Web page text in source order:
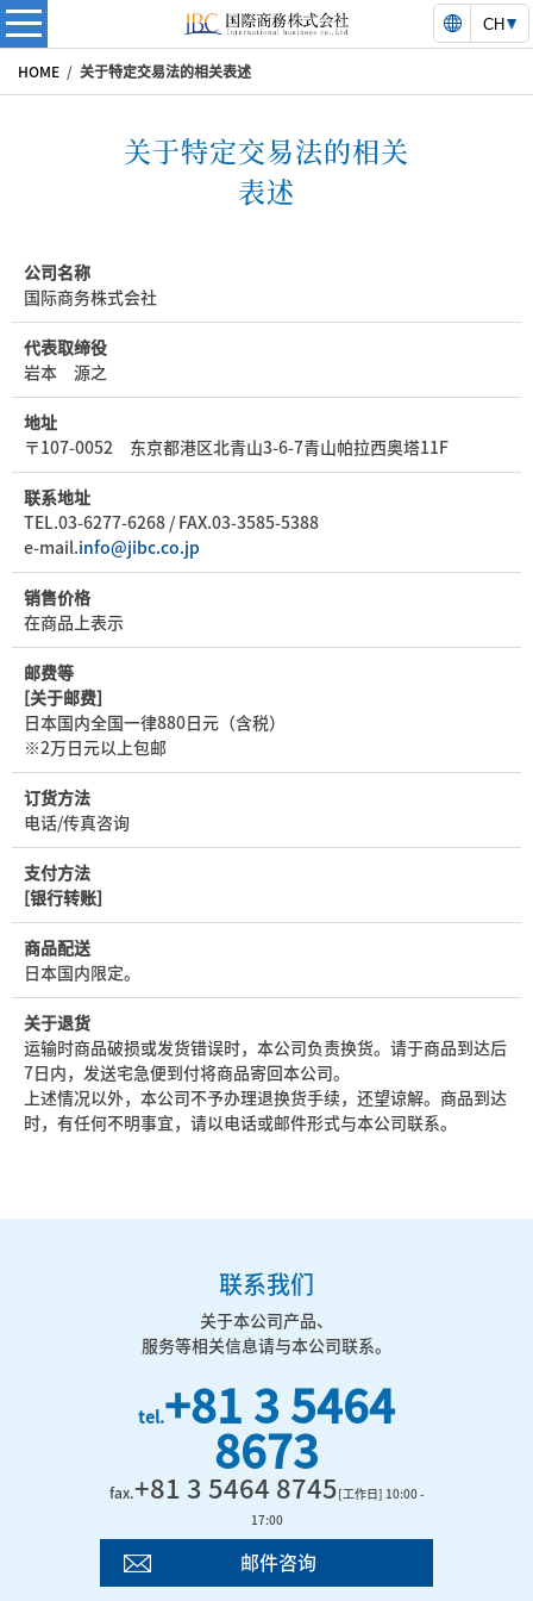
国際商務株式会社 | 国
務株式会社 | 国際商務株式会社は日中ビジネスに強いコンサルティ
HOME / 关于特定交易法的相关表述
关于特定交易法的相关
表述
公司名称
国际商务株式会社
代表取缔役
岩本 源之
地址
〒107-0052 东京都港区北青山3-6-7青山帕拉西奥塔11F
联系地址
TEL.03-6277-6268 / FAX.03-3585-5388
e-mail.info@jibc.co.jp
销售价格
在商品上表示
邮费等
[关于邮费]
日本国内全国一律880日元（含税）
※2万日元以上包邮
订货方法
电话/传真咨询
支付方法
[银行转账]
商品配送
日本国内限定。
关于退货
运输时商品破损或发货错误时，本公司负责换货。请于商品到达后
7日内，发送宅急便到付将商品寄回本公司。
上述情况以外，本公司不予办理退换货手续，还望谅解。商品到达
时，有任何不明事宜，请以电话或邮件形式与本公司联系。
联系我们
关于本公司产品、
服务等相关信息请与本公司联系。
tel.+81 3 5464
8673
fax.+81 3 5464 8745[工作日] 10:00 -
17:00
邮件咨询